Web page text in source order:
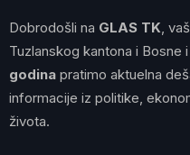
Dobrodošli na GLAS TK ,
Tuzlanskog kantona i Bosne
godina pratimo aktuelna
informacije iz politike,
života.